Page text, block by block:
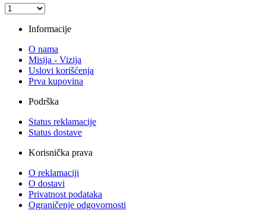
Informacije
O nama
Misija - Vizija
Uslovi korišćenja
Prva kupovina
Podrška
Status reklamacije
Status dostave
Korisnička prava
O reklamaciji
O dostavi
Privatnost podataka
Ograničenje odgovornosti